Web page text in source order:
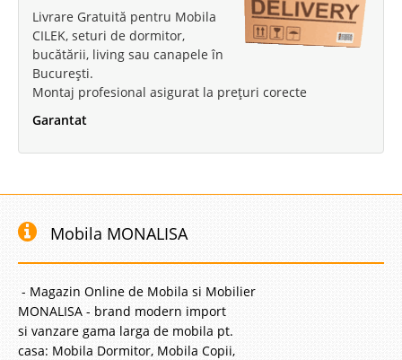
Livrare Gratuită pentru Mobila
CILEK, seturi de dormitor,
bucătării, living sau canapele în
București.
Montaj profesional asigurat la prețuri corecte
Garantat
Mobila MONALISA
- Magazin Online de Mobila si Mobilier
MONALISA - brand modern import
si vanzare gama larga de mobila pt.
casa: Mobila Dormitor, Mobila Copii,